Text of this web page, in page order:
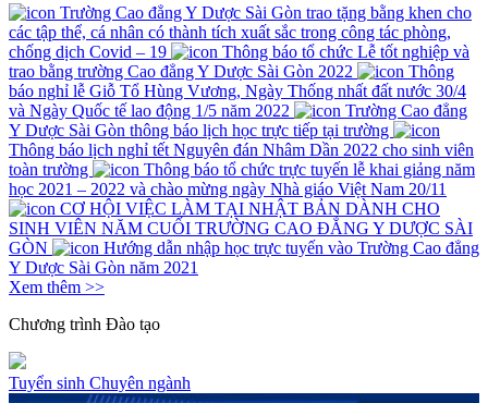
Trường Cao đẳng Y Dược Sài Gòn trao tặng bằng khen cho
các tập thể, cá nhân có thành tích xuất sắc trong công tác phòng,
chống dịch Covid – 19
Thông báo tổ chức Lễ tốt nghiệp và
trao bằng trường Cao đẳng Y Dược Sài Gòn 2022
Thông
báo nghỉ lễ Giỗ Tổ Hùng Vương, Ngày Thống nhất đất nước 30/4
và Ngày Quốc tế lao động 1/5 năm 2022
Trường Cao đẳng
Y Dược Sài Gòn thông báo lịch học trực tiếp tại trường
Thông báo lịch nghỉ tết Nguyên đán Nhâm Dần 2022 cho sinh viên
toàn trường
Thông báo tổ chức trực tuyến lễ khai giảng năm
học 2021 – 2022 và chào mừng ngày Nhà giáo Việt Nam 20/11
CƠ HỘI VIỆC LÀM TẠI NHẬT BẢN DÀNH CHO
SINH VIÊN NĂM CUỐI TRƯỜNG CAO ĐẲNG Y DƯỢC SÀI
GÒN
Hướng dẫn nhập học trực tuyến vào Trường Cao đẳng
Y Dược Sài Gòn năm 2021
Xem thêm >>
Chương trình Đào tạo
Tuyển sinh Chuyên ngành